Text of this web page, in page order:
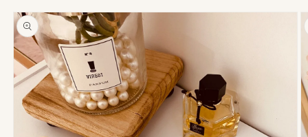
directamente
a la
información
del producto